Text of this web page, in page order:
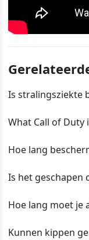
Is stralingsziekte
What Call of Duty
Hoe lang
Is het geschapen
Hoe lang moet je
Kunnen kippen